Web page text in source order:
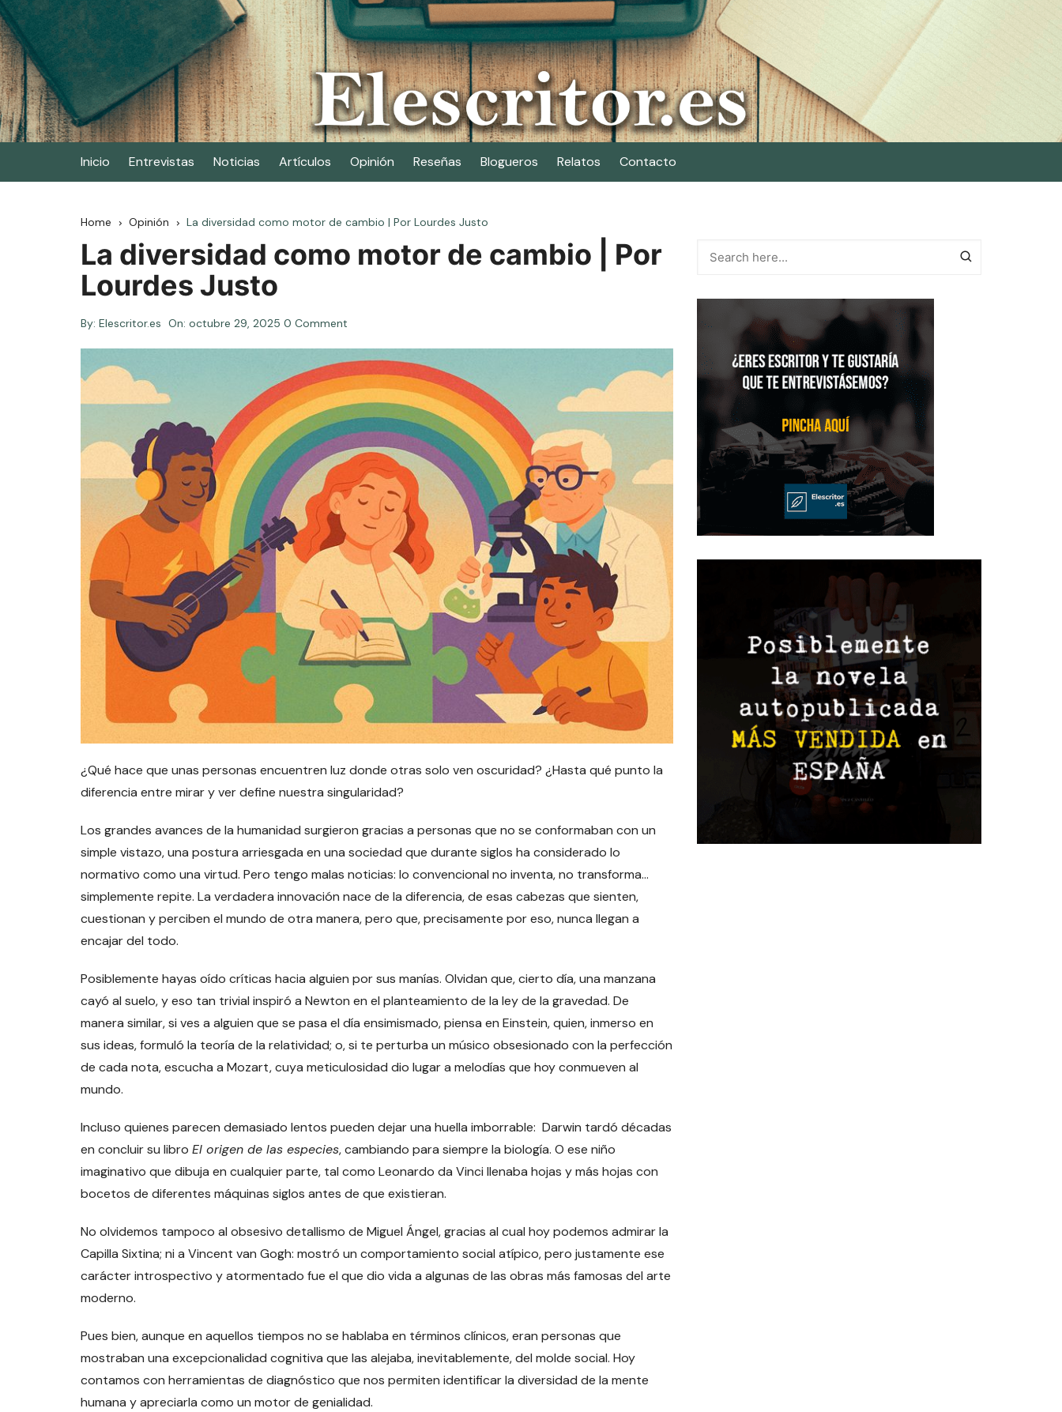
Skip
to
content
Elescritor.es
El periódico digital de los escritores
Inicio Entrevistas Noticias Artículos Opinión Reseñas Blogueros Relatos Contacto
Home Opinión La diversidad como motor de cambio | Por Lourdes Justo
La diversidad como motor de cambio | Por
Lourdes Justo
By: Elescritor.es On: octubre 29, 2025 0 Comment
¿Qué hace que unas personas encuentren luz donde otras solo ven oscuridad? ¿Hasta qué punto la
diferencia entre mirar y ver define nuestra singularidad?
Los grandes avances de la humanidad surgieron gracias a personas que no se conformaban con un
simple vistazo, una postura arriesgada en una sociedad que durante siglos ha considerado lo
normativo como una virtud. Pero tengo malas noticias: lo convencional no inventa, no transforma…
simplemente repite. La verdadera innovación nace de la diferencia, de esas cabezas que sienten,
cuestionan y perciben el mundo de otra manera, pero que, precisamente por eso, nunca llegan a
encajar del todo.
Posiblemente hayas oído críticas hacia alguien por sus manías. Olvidan que, cierto día, una manzana
cayó al suelo, y eso tan trivial inspiró a Newton en el planteamiento de la ley de la gravedad. De
manera similar, si ves a alguien que se pasa el día ensimismado, piensa en Einstein, quien, inmerso en
sus ideas, formuló la teoría de la relatividad; o, si te perturba un músico obsesionado con la perfección
de cada nota, escucha a Mozart, cuya meticulosidad dio lugar a melodías que hoy conmueven al
mundo.
Incluso quienes parecen demasiado lentos pueden dejar una huella imborrable: Darwin tardó décadas
en concluir su libro El origen de las especies, cambiando para siempre la biología. O ese niño
imaginativo que dibuja en cualquier parte, tal como Leonardo da Vinci llenaba hojas y más hojas con
bocetos de diferentes máquinas siglos antes de que existieran.
No olvidemos tampoco al obsesivo detallismo de Miguel Ángel, gracias al cual hoy podemos admirar la
Capilla Sixtina; ni a Vincent van Gogh: mostró un comportamiento social atípico, pero justamente ese
carácter introspectivo y atormentado fue el que dio vida a algunas de las obras más famosas del arte
moderno.
Pues bien, aunque en aquellos tiempos no se hablaba en términos clínicos, eran personas que
mostraban una excepcionalidad cognitiva que las alejaba, inevitablemente, del molde social. Hoy
contamos con herramientas de diagnóstico que nos permiten identificar la diversidad de la mente
humana y apreciarla como un motor de genialidad.